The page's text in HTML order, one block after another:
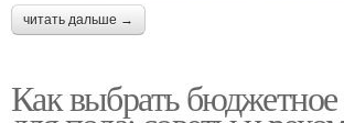
читать дальше →
Как выбрать